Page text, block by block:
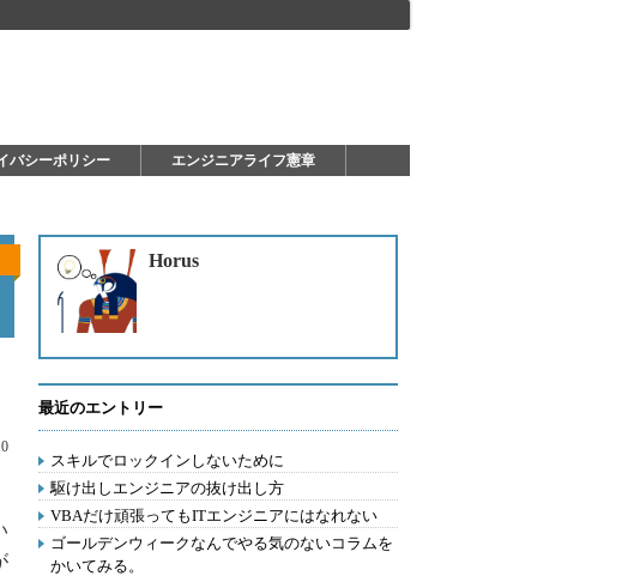
バシーポリシー エンジニアライフ憲章
Horus
最近のエントリー
スキルでロックインしないために
駆け出しエンジニアの抜け出し方
VBAだけ頑張ってもITエンジニアにはなれない
ゴールデンウィークなんでやる気のないコラムを
かいてみる。